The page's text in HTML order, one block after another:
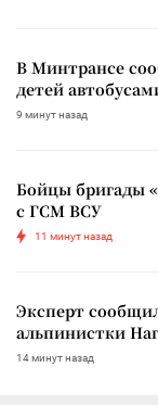
В Минтрансе
детей
9 минут назад
Бойцы бригады
с ГСМ ВСУ
11 минут назад
Эксперт
альпинистки
14 минут назад